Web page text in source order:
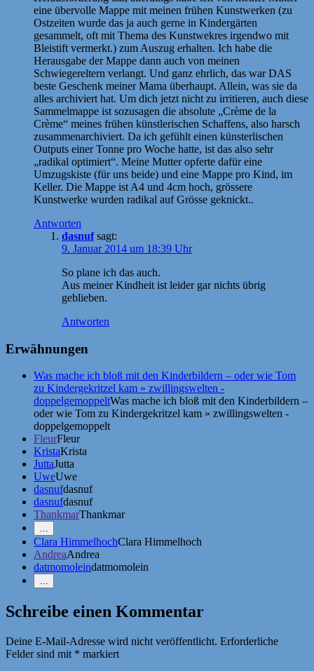
eine übervolle Mappe mit meinen frühen Kunstwerken (zu
Ostzeiten wurde das ja auch gerne in Kindergärten
gesammelt, oft mit Thema des Kunstwekres irgendwo mit
Bleistift vermerkt.) zum Auszug erhalten. Ich habe die
Herausgabe der Mappe dann auch von meinen
Schwiegereltern verlangt. Und ganz ehrlich, das war DAS
beste Geschenk meiner Mama überhaupt. Allein, was sie da
alles archiviert hat. Um dich jetzt nicht zu irritieren, auch diese
Sammelmappe ist sozusagen die absolute „Crème de la
Crème“ meines frühen künstlerischen Schaffens, also harsch
zusammenarchiviert. Da ich gefühlt einen künsterlischen
Outputs einer Tonne pro Woche hatte, ist das also sehr
„radikal optimiert“. Meine Mutter opferte dafür eine
Umzugskiste (für uns beide) und eine Mappe pro Kind, im
Keller. Die Mappe ist A4 und 4cm hoch, grössere
Kunstwerke wurden radikal auf Grösse geknickt..
Antworten
dasnuf sagt:
9. Januar 2014 um 18:39 Uhr
So plane ich das auch.
Aus meiner Kindheit ist leider gar nichts übrig
geblieben.
Antworten
Erwähnungen
Was mache ich bloß mit den Kinderbildern – oder wie Tom
zu Kindergekritzel kam » zwillingswelten -
doppelgemoppeltWas mache ich bloß mit den Kinderbildern –
oder wie Tom zu Kindergekritzel kam » zwillingswelten -
doppelgemoppelt
FleurFleur
KristaKrista
JuttaJutta
UweUwe
dasnufdasnuf
dasnufdasnuf
ThankmarThankmar
…
Erwähnungen
zeigen
Clara HimmelhochClara Himmelhoch
AndreaAndrea
datmomoleindatmomolein
…
Erwähnungen
Schreibe einen Kommentar
Deine E-Mail-Adresse wird nicht veröffentlicht. Erforderliche
Felder sind mit * markiert